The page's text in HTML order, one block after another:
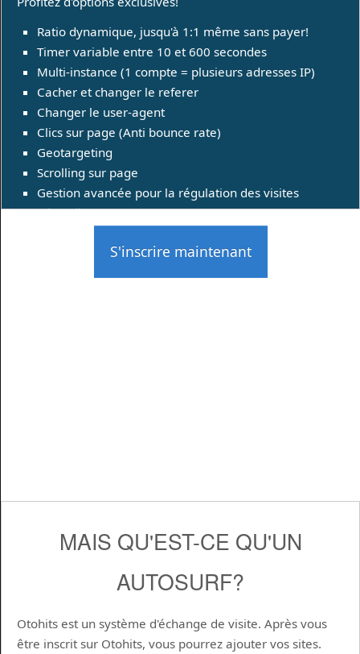
Ratio dynamique, jusqu'à 1:1 même sans payer!
Timer variable entre 10 et 600 secondes
Multi-instance (1 compte = plusieurs adresses IP)
Cacher et changer le referer
Changer le user-agent
Clics sur page (Anti bounce rate)
Geotargeting
Scrolling sur page
Gestion avancée pour la régulation des visites
(Throttling)
S'inscrire maintenant
MAIS QU'EST-CE QU'UN
AUTOSURF?
Otohits est un système d'échange de visite. Après vous
être inscrit sur Otohits, vous pourrez ajouter vos sites.